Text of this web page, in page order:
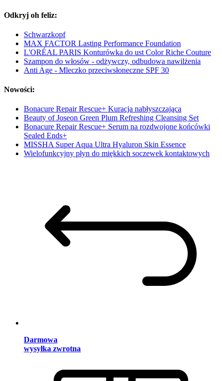
Odkryj oh feliz:
Schwarzkopf
MAX FACTOR Lasting Performance Foundation
L'ORÉAL PARIS Konturówka do ust Color Riche Couture
Szampon do włosów - odżywczy, odbudowa nawilżenia
Anti Age - Mleczko przeciwsłoneczne SPF 30
Nowości:
Bonacure Repair Rescue+ Kuracja nabłyszczająca
Beauty of Joseon Green Plum Refreshing Cleansing Set
Bonacure Repair Rescue+ Serum na rozdwojone końcówki
Sealed Ends+
MISSHA Super Aqua Ultra Hyaluron Skin Essence
Wielofunkcyjny płyn do miękkich soczewek kontaktowych
Darmowa
wysyłka zwrotna